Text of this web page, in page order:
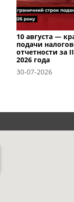
10 августа —
подачи
отчетности за
2026 года
30-07-2026